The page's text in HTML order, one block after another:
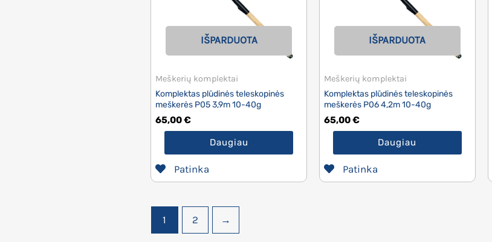
IŠPARDUOTA
Meškerių komplektai
Komplektas plūdinės teleskopinės
meškerės P05 3,9m 10-40g
65,00€
Daugiau
Patinka
IŠPARDUOTA
Meškerių komplektai
Komplektas plūdinės teleskopinės
meškerės P06 4,2m 10-40g
65,00€
Daugiau
Patinka
1 2 →